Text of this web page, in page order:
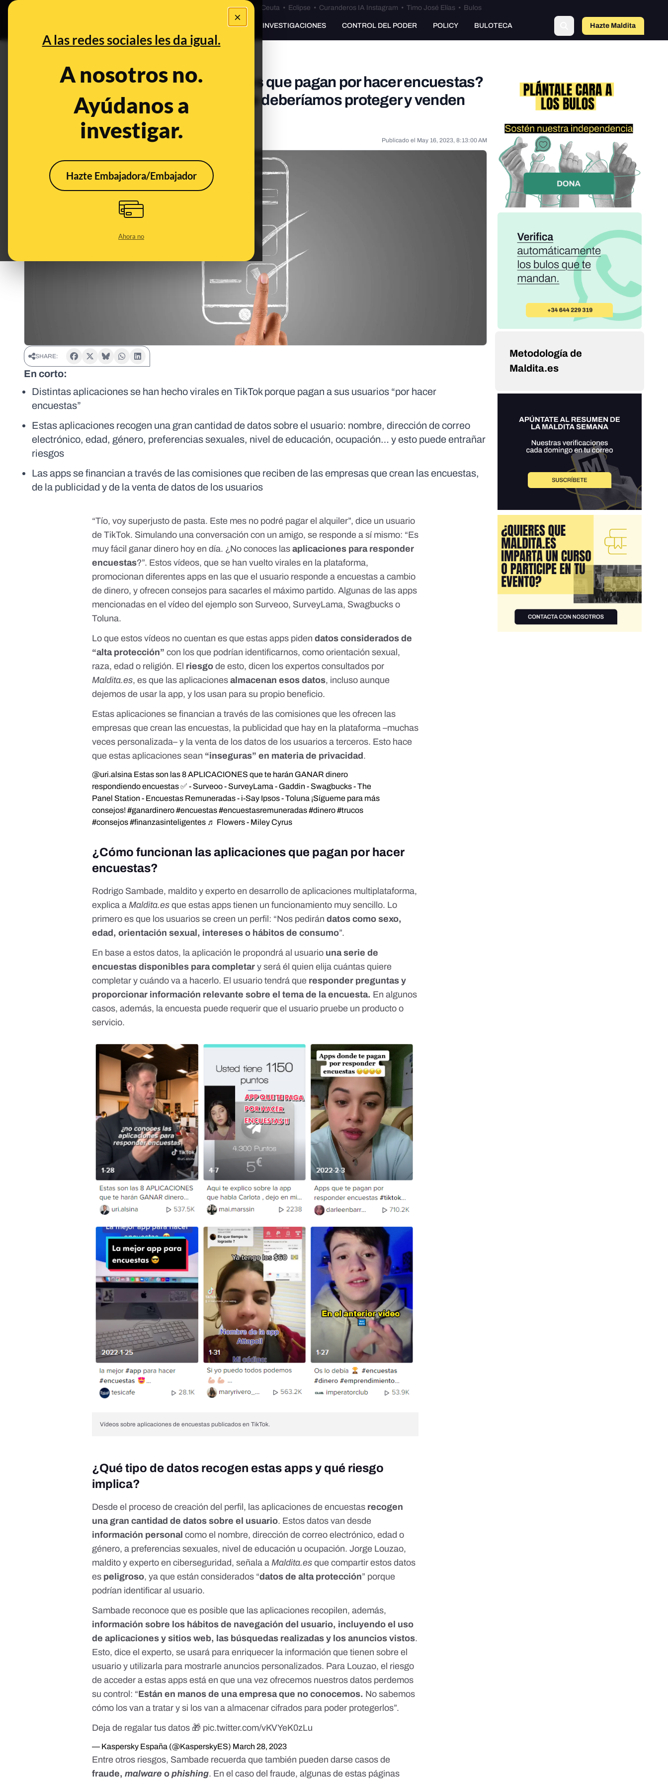
×
A las redes sociales les da igual.
A nosotros no.
Ayúdanos a
investigar.
Hazte Embajadora/Embajador
Ahora no
Especial Ceuta•Bulos Ceuta • Eclipse • Curanderos IA Instagram • Timo José Elías • Bulos
PREBUNKING INVESTIGACIONES CONTROL DEL PODER POLICY BULOTECA Hazte Maldito
a
¿Qué hay detrás de las aplicaciones que pagan por hacer encuestas?
Recogen información personal que deberíamos proteger y venden
datos a terceros
Publicado el May 16, 2023, 8:13:00 AM
SHARE:
En corto:
Distintas aplicaciones se han hecho virales en TikTok porque pagan a sus usuarios “por hacer
encuestas”
Estas aplicaciones recogen una gran cantidad de datos sobre el usuario: nombre, dirección de correo
electrónico, edad, género, preferencias sexuales, nivel de educación, ocupación… y esto puede entrañar
riesgos
Las apps se financian a través de las comisiones que reciben de las empresas que crean las encuestas,
de la publicidad y de la venta de datos de los usuarios
“Tío, voy superjusto de pasta. Este mes no podré pagar el alquiler”, dice un usuario
de TikTok. Simulando una conversación con un amigo, se responde a sí mismo: “Es
muy fácil ganar dinero hoy en día. ¿No conoces lasaplicaciones para responder
encuestas?”. Estos vídeos, que se han vuelto virales en la plataforma,
promocionan diferentes apps en las que el usuario responde a encuestas a cambio
de dinero, y ofrecenconsejos para sacarles el máximo partido. Algunas de las apps
mencionadas en el vídeo del ejemplo son Surveoo, SurveyLama, Swagbucks o
Toluna.
Lo que estos vídeos no cuentan es que estas apps pidendatos considerados de
“alta protección”con los que podrían identificarnos, como orientación sexual,
raza, edad o religión. El riesgo de esto, dicen los expertos consultados por
Maldita.es, es que las aplicacionesalmacenan esos datos, incluso aunque
dejemos de usar la app, y los usan para su propio beneficio.
Estas aplicaciones se financian a través de las comisiones que les ofrecen las
empresas que crean las encuestas, la publicidad que hay en la plataforma –muchas
veces personalizada– y la venta de los datos de los usuarios a terceros. Esto hace
que estas aplicaciones sean “inseguras” en materia de privacidad .
@uri.alsina Estas son las 8 APLICACIONES que te harán GANAR dinero
respondiendo encuestas ✅ - Surveoo - SurveyLama - Gaddin - Swagbucks - The
Panel Station - Encuestas Remuneradas - i-Say Ipsos - Toluna ¡Sígueme para más
consejos!#ganardinero #encuestas #encuestasremuneradas #dinero #trucos
#consejos #finanzasinteligentes ♬ Flowers - Miley Cyrus
¿Cómo funcionan las aplicaciones que pagan por hacer
encuestas?
Rodrigo Sambade, maldito y experto en desarrollo de aplicaciones multiplataforma,
explica aMaldita.es que estas apps tienen un funcionamiento muy sencillo. Lo
primero es que los usuarios se creen un perfil: “Nos pedirándatos como sexo,
edad, orientación sexual, intereses o hábitos de consumo”.
En base a estos datos, la aplicación le propondrá al usuario una serie de
encuestas disponibles para completar y será él quien elija cuántas quiere
completar y cuándo va a hacerlo. El usuario tendrá que responder preguntas y
proporcionar información relevante sobre el tema de la encuesta. En algunos
casos, además, la encuesta puede requerir que el usuario pruebe un producto o
servicio.
Vídeos sobre aplicaciones de encuestas publicados en TikTok.
¿Qué tipo de datos recogen estas apps y qué riesgo
implica?
Desde el proceso de creación del perfil, las aplicaciones de encuestas recogen
una gran cantidad de datos sobre el usuario. Estos datos van desde
información personalcomo el nombre, dirección de correo electrónico, edad o
género, a preferencias sexuales, nivel de educación u ocupación. Jorge Louzao,
maldito y experto en ciberseguridad, señala aMaldita.es que compartir estos datos
es peligroso, ya que están considerados “datos de alta protección” porque
podrían identificar al usuario.
Sambade reconoce que es posible que las aplicaciones recopilen, además,
información sobre los hábitos de navegación del usuario, incluyendo el uso
de aplicaciones y sitios web, las búsquedas realizadas y los anuncios vistos.
Esto, dice el experto, se usará para enriquecer la información que tienen sobre el
usuario y utilizarla para mostrarle anuncios personalizados. Para Louzao, el riesgo
de acceder a estas apps está en que una vez ofrecemos nuestros datos perdemos
su control: “Están en manos de una empresa que no conocemos. No sabemos
cómo los van a tratar y si los van a almacenar cifrados para poder protegerlos”.
Deja de regalar tus datos 🎁 pic.twitter.com/vKVYeK0zLu
— Kaspersky España (@KasperskyES) March 28, 2023
Entre otros riesgos, Sambade recuerda que también pueden darse casos de
fraude,malwareophishing. En el caso del fraude, algunas de estas páginas
Metodología de
Maldita.es